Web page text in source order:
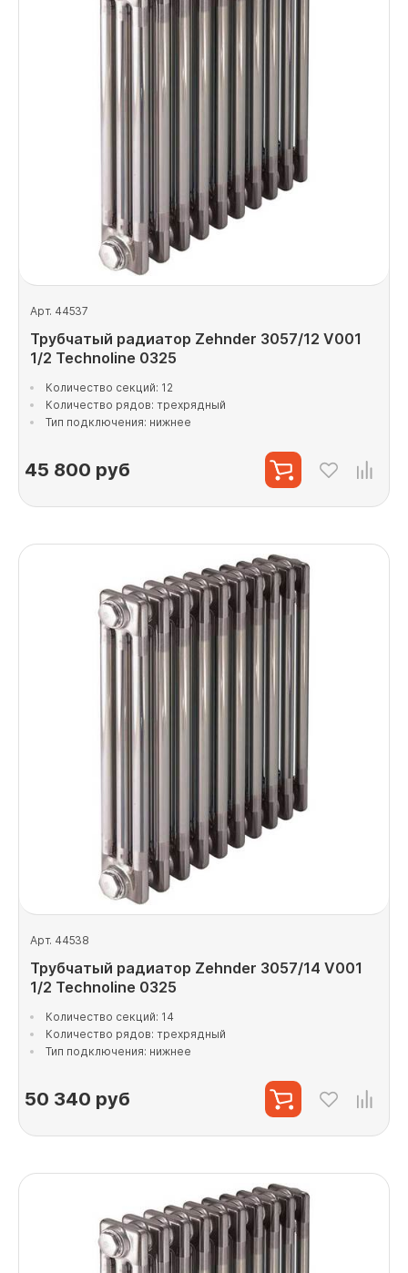
Арт. 44537
Трубчатый радиатор Zehnder 3057/12 V001
1/2 Technoline 0325
Количество секций: 12
Количество рядов: трехрядный
Тип подключения: нижнее
45 800 руб
Арт. 44538
Трубчатый радиатор Zehnder 3057/14 V001
1/2 Technoline 0325
Количество секций: 14
Количество рядов: трехрядный
Тип подключения: нижнее
50 340 руб